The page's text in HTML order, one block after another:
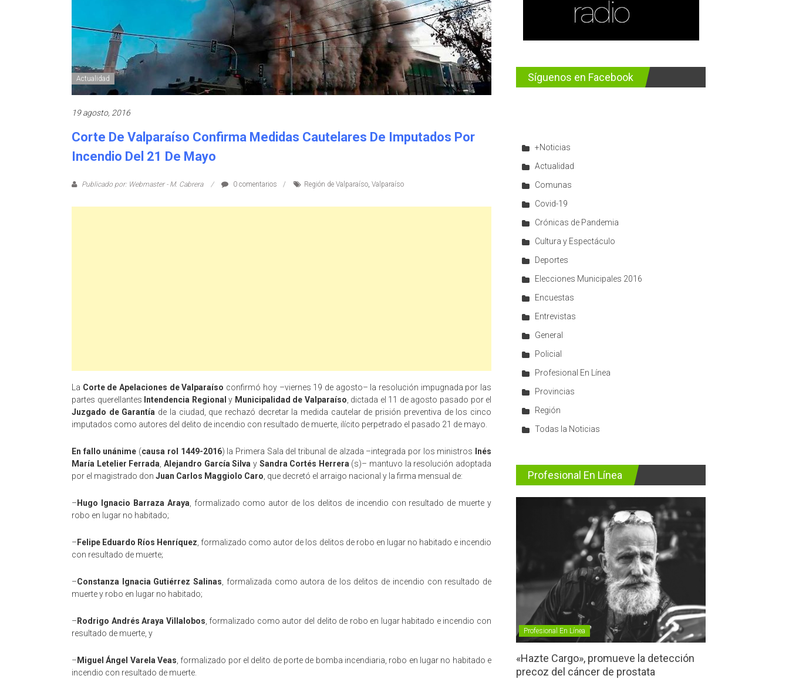
Actualidad
19 agosto, 2016
Corte De Valparaíso Confirma Medidas Cautelares De Imputados Por
Incendio Del 21 De Mayo
Publicado por: Webmaster - M. Cabrera 0 comentarios Región de Valparaíso, Valparaíso
La Corte de Apelaciones de Valparaíso confirmó hoy –viernes 19 de agosto– la resolución impugnada por las
partes querellantes Intendencia Regional y Municipalidad de Valparaíso , dictada el 11 de agosto pasado por el
Juzgado de Garantía de la ciudad, que rechazó decretar la medida cautelar de prisión preventiva de los cinco
imputados como autores del delito de incendio con resultado de muerte, ilícito perpetrado el pasado 21 de mayo.
En fallo unánime (causa rol 1449-2016) la Primera Sala del tribunal de alzada –integrada por los ministros
Inés
María Letelier Ferrada Alejandro García Silva y Sandra Cortés Herrera (s)– mantuvo la resolución adoptada
por el magistrado don Juan Carlos Maggiolo Caro , que decretó el arraigo nacional y la firma mensual de:
– Hugo Ignacio Barraza Araya , formalizado como autor de los delitos de incendio con resultado de muerte y
robo en lugar no habitado;
– Felipe Eduardo Ríos Henríquez , formalizado como autor de los delitos de robo en lugar no habitado e incendio
con resultado de muerte;
–Constanza Ignacia Gutiérrez Salinas , formalizada como autora de los delitos de incendio con resultado de
muerte y robo en lugar no habitado;
– Rodrigo Andrés Araya Villalobos , formalizado como autor del delito de robo en lugar habitado e incendio con
resultado de muerte, y
– Miguel Ángel Varela Veas , formalizado por el delito de porte de bomba incendiaria, robo en lugar no habitado e
incendio con resultado de muerte.
Síguenos en Facebook
+Noticias
Actualidad
Comunas
Covid-19
Crónicas de Pandemia
Cultura y Espectáculo
Deportes
Elecciones Municipales 2016
Encuestas
Entrevistas
General
Policial
Profesional En Línea
Provincias
Región
Todas la Noticias
Profesional En Línea
Profesional En Línea
«Hazte Cargo», promueve la detección
precoz del cáncer de prostata